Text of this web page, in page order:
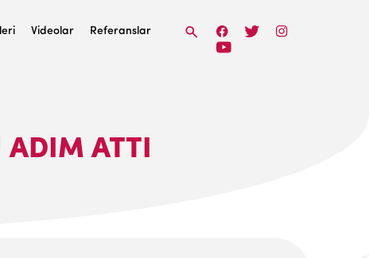
Videolar
Referanslar
ADIM ATTI